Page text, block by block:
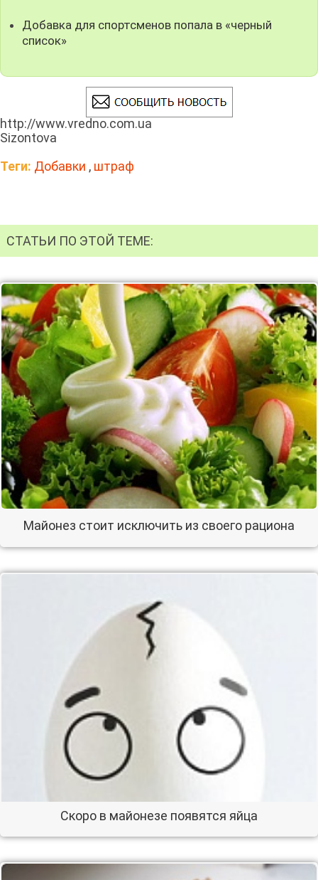
Добавка для спортсменов попала в «черный
список»
http://www.vredno.com.ua
Sizontova
Теги: Добавки , штраф
СТАТЬИ ПО ЭТОЙ ТЕМЕ:
Майонез стоит исключить из своего рациона
Скоро в майонезе появятся яйца